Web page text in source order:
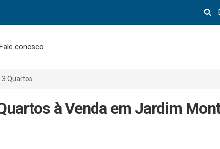
Fale conosco
3 Quartos
à Venda em Jardim